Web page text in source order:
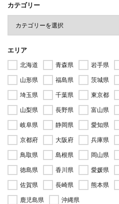
カテゴリー
エリア
北海道 青森県 岩手県
山形県
福島県 茨城県
埼玉県
千葉県 東京都
山梨県
長野県 富山県
岐阜県
静岡県 愛知県
京都府
大阪府 兵庫県
鳥取県
島根県 岡山県
徳島県
香川県 愛媛県
佐賀県
長崎県 熊本県
鹿児島県
沖縄県